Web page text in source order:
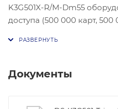
K3G501X-R/M-Dm55
доступа (500 000 карт,
открыт/закрыт, свободный
Документы